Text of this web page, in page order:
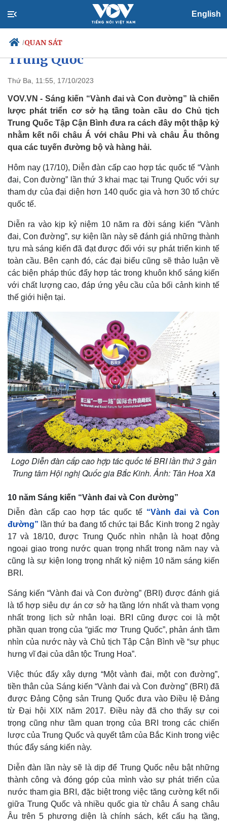
English
/QUAN SÁT
Chính trị
Đảng
Tổ chức nhân sự
Quốc hội
Xã hội
Tin 24h
Dự báo thời tiết
Giáo dục
Việc làm
Thế giới
Quan sát
Cuộc sống đó đây
Hồ sơ
Multimedia
Video
Ảnh
10 năm Sáng kiến “Vành đai và
Con đường” và kỳ vọng của
Trung Quốc
Thứ Ba, 11:55, 17/10/2023
VOV.VN - Sáng kiến “Vành đai và Con đường” là chiến
lược phát triển cơ sở hạ tầng toàn cầu do Chủ tịch
Trung Quốc Tập Cận Bình đưa ra cách đây một thập kỷ
nhằm kết nối châu Á với châu Phi và châu Âu thông
qua các tuyến đường bộ và hàng hải.
Hôm nay (17/10), Diễn đàn cấp cao hợp tác quốc tế “Vành
đai, Con đường” lần thứ 3 khai mạc tại Trung Quốc với sự
tham dự của đại diện hơn 140 quốc gia và hơn 30 tổ chức
quốc tế.
Diễn ra vào kịp kỷ niệm 10 năm ra đời sáng kiến “Vành
đai, Con đường”, sự kiện lần này sẽ đánh giá những thành
tựu mà sáng kiến đã đạt được đối với sự phát triển kinh tế
toàn cầu. Bên cạnh đó, các đại biểu cũng sẽ thảo luận về
các biện pháp thúc đẩy hợp tác trong khuôn khổ sáng kiến
với chất lượng cao, đáp ứng yêu cầu của bối cảnh kinh tế
thế giới hiện tại.
Logo Diễn đàn cấp cao hợp tác quốc tế BRI lần thứ 3 gần
Trung tâm Hội nghị Quốc gia Bắc Kinh. Ảnh: Tân Hoa Xã
10 năm Sáng kiến “Vành đai và Con đường”
Diễn đàn cấp cao hợp tác quốc tế “Vành đai và Con
đường” lần thứ ba đang tổ chức tại Bắc Kinh trong 2 ngày
17 và 18/10, được Trung Quốc nhìn nhận là hoạt động
ngoại giao trong nước quan trọng nhất trong năm nay và
cũng là sự kiện long trọng nhất kỷ niệm 10 năm sáng kiến
BRI.
Sáng kiến “Vành đai và Con đường” (BRI) được đánh giá
là tổ hợp siêu dự án cơ sở hạ tầng lớn nhất và tham vọng
nhất trong lịch sử nhân loại. BRI cũng được coi là một
phần quan trọng của “giấc mơ Trung Quốc”, phản ánh tầm
nhìn của nước này và Chủ tịch Tập Cận Bình về “sự phục
hưng vĩ đại của dân tộc Trung Hoa”.
Việc thúc đẩy xây dựng “Một vành đai, một con đường”,
tiền thân của Sáng kiến “Vành đai và Con đường” (BRI) đã
được Đảng Cộng sản Trung Quốc đưa vào Điều lệ Đảng
từ Đại hội XIX năm 2017. Điều này đã cho thấy sự coi
trọng cũng như tầm quan trọng của BRI trong các chiến
lược của Trung Quốc và quyết tâm của Bắc Kinh trong việc
thúc đẩy sáng kiến này.
Diễn đàn lần này sẽ là dịp để Trung Quốc nêu bật những
thành công và đóng góp của mình vào sự phát triển của
nước tham gia BRI, đặc biệt trong việc tăng cường kết nối
giữa Trung Quốc và nhiều quốc gia từ châu Á sang châu
Âu trên 5 phương diện là chính sách, kết cấu hạ tầng,